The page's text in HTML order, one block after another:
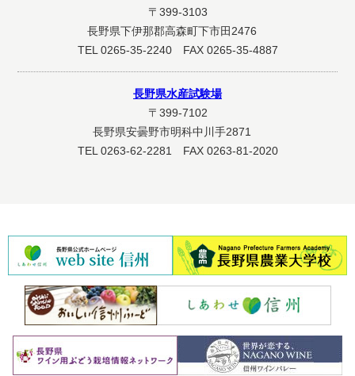
〒399-3103
長野県下伊那郡高森町下市田2476
TEL 0265-35-2240 FAX 0265-35-4887
長野県水産試験場
〒399-7102
長野県安曇野市明科中川手2871
TEL 0263-62-2281 FAX 0263-81-2020